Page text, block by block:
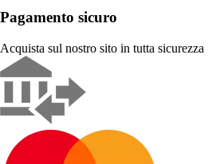
Pagamento sicuro
Acquista sul nostro sito in tutta sicurezza